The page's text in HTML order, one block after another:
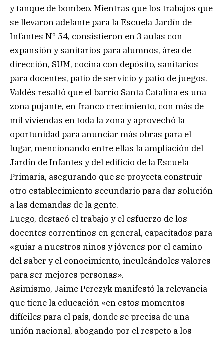
y tanque de bombeo. Mientras que los trabajos que
se llevaron adelante para la Escuela Jardín de
Infantes Nº 54, consistieron en 3 aulas con
expansión y sanitarios para alumnos, área de
dirección, SUM, cocina con depósito, sanitarios
para docentes, patio de servicio y patio de juegos.
Valdés resaltó que el barrio Santa Catalina es una
zona pujante, en franco crecimiento, con más de
mil viviendas en toda la zona y aprovechó la
oportunidad para anunciar más obras para el
lugar, mencionando entre ellas la ampliación del
Jardín de Infantes y del edificio de la Escuela
Primaria, asegurando que se proyecta construir
otro establecimiento secundario para dar solución
a las demandas de la gente.
Luego, destacó el trabajo y el esfuerzo de los
docentes correntinos en general, capacitados para
«guiar a nuestros niños y jóvenes por el camino
del saber y el conocimiento, inculcándoles valores
para ser mejores personas».
Asimismo, Jaime Perczyk manifestó la relevancia
que tiene la educación «en estos momentos
difíciles para el país, donde se precisa de una
unión nacional, abogando por el respeto a los